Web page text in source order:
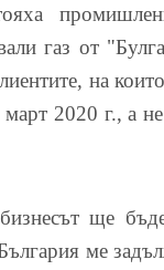
газ от
на
2020 г., а
ще
ме